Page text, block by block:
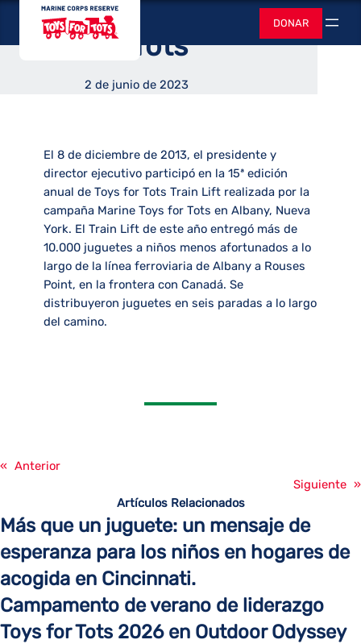
contenido
Juguetes
DONAR Buscar
de Trenes de Toys
for Tots
2 de junio de 2023
El 8 de diciembre de 2013, el presidente y
director ejecutivo participó en la 15ª edición
anual de Toys for Tots Train Lift realizada por la
campaña Marine Toys for Tots en Albany, Nueva
York. El Train Lift de este año entregó más de
10.000 juguetes a niños menos afortunados a lo
largo de la línea ferroviaria de Albany a Rouses
Point, en la frontera con Canadá. Se
distribuyeron juguetes en seis paradas a lo largo
del camino.
« Anterior
Siguiente »
Artículos Relacionados
Más que un juguete: un mensaje de
esperanza para los niños en hogares de
acogida en Cincinnati.
Campamento de verano de liderazgo
Toys for Tots 2026 en Outdoor Odyssey